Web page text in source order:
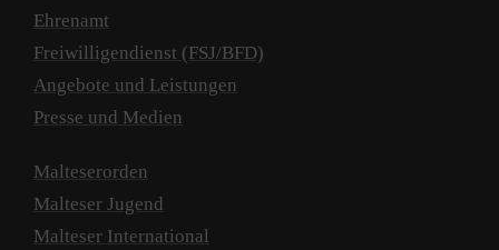
Ehrenamt
Freiwilligendienst (FSJ/BFD)
Angebote und Leistungen
Presse und Medien
Malteserorden
Malteser Jugend
Malteser International